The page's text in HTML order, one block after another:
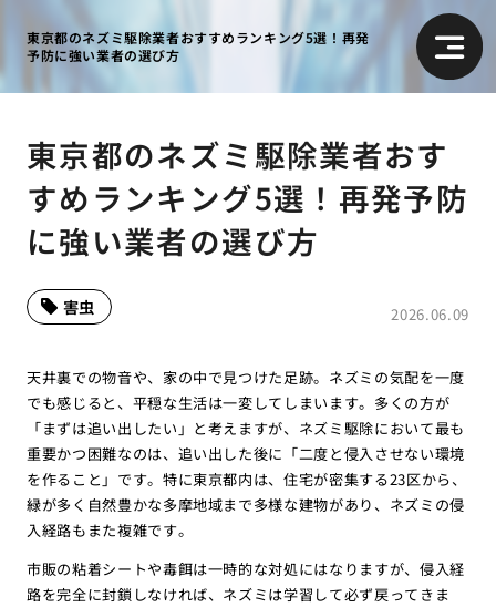
東京都のネズミ駆除業者おすすめランキング5選！再発
予防に強い業者の選び方
東京都のネズミ駆除業者おす
すめランキング5選！再発予防
に強い業者の選び方
2026.06.09
害虫
天井裏での物音や、家の中で見つけた足跡。ネズミの気配を一度
でも感じると、平穏な生活は一変してしまいます。多くの方が
「まずは追い出したい」と考えますが、ネズミ駆除において最も
重要かつ困難なのは、追い出した後に「二度と侵入させない環境
を作ること」です。特に東京都内は、住宅が密集する23区から、
緑が多く自然豊かな多摩地域まで多様な建物があり、ネズミの侵
入経路もまた複雑です。
市販の粘着シートや毒餌は一時的な対処にはなりますが、侵入経
路を完全に封鎖しなければ、ネズミは学習して必ず戻ってきま